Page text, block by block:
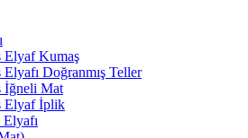
Elyaf Kumaş
Doğranmış Teller
İğneli Mat
Elyaf İplik